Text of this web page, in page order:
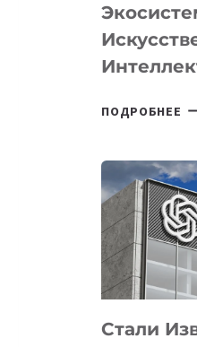
ПОДРОБНЕЕ В
Стали